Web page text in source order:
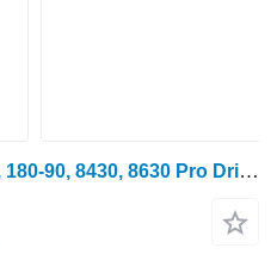
Fiat 140-90, 130-90, 160-90, 180-90, 8430, 8630 Pro Drive Shaft Long 5107683 priključno vratilo za traktora na kotačima